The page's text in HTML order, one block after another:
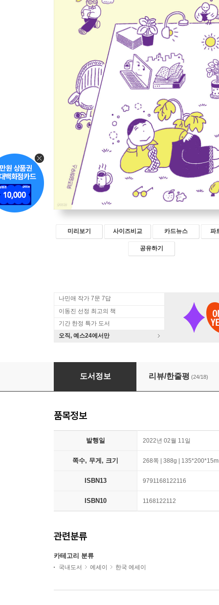
미리보기 사이즈비교 카드뉴스 파
공유하기
나민애 작가 7문 7답
이동진 선정 최고의 책
기간 한정 특가 도서
오직, 예스24에서만
어른의 태도
도서정보 리뷰/한줄평 (24/18)
품목정보
발행일 2022년 02월 11일
쪽수, 무게, 크기 268쪽 | 388g |
ISBN13 9791168122116
ISBN10 1168122112
관련분류
카테고리 분류
국내도서 에세이 한국 에세이